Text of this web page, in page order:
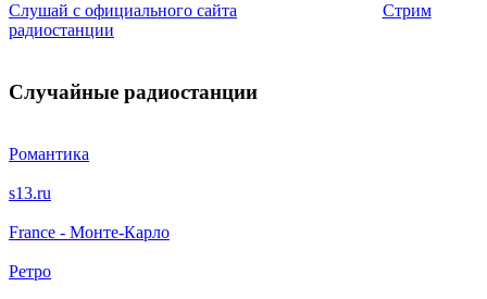
Слушай с официального сайта
Стрим
радиостанции
Случайные радиостанции
Романтика
s13.ru
France - Монте-Карло
Ретро